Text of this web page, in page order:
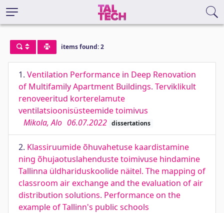
items found: 2
1. Ventilation Performance in Deep Renovation
of Multifamily Apartment Buildings. Terviklikult
renoveeritud korterelamute
ventilatsioonisüsteemide toimivus
Mikola, Alo 06.07.2022 dissertations
2. Klassiruumide õhuvahetuse kaardistamine
ning õhujaotuslahenduste toimivuse hindamine
Tallinna üldhariduskoolide näitel. The mapping of
classroom air exchange and the evaluation of air
distribution solutions. Performance on the
example of Tallinn's public schools